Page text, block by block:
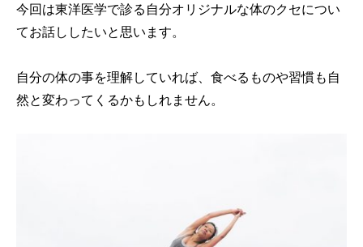
今回は東洋医学で診る自分オリジナルな体のクセについ
てお話ししたいと思います。
自分の体の事を理解していれば、食べるものや習慣も自
然と変わってくるかもしれません。